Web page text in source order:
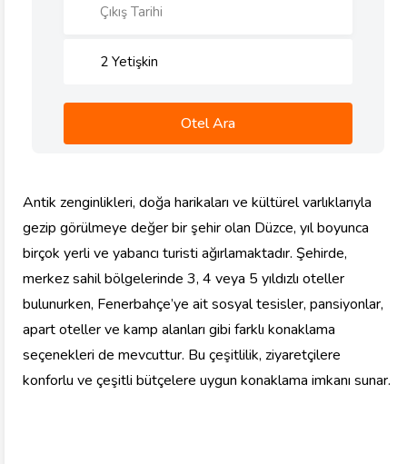
2 Yetişkin
Otel Ara
Antik zenginlikleri, doğa harikaları ve kültürel varlıklarıyla
gezip görülmeye değer bir şehir olan Düzce, yıl boyunca
birçok yerli ve yabancı turisti ağırlamaktadır. Şehirde,
merkez sahil bölgelerinde 3, 4 veya 5 yıldızlı oteller
bulunurken, Fenerbahçe’ye ait sosyal tesisler, pansiyonlar,
apart oteller ve kamp alanları gibi farklı konaklama
seçenekleri de mevcuttur. Bu çeşitlilik, ziyaretçilere
konforlu ve çeşitli bütçelere uygun konaklama imkanı sunar.